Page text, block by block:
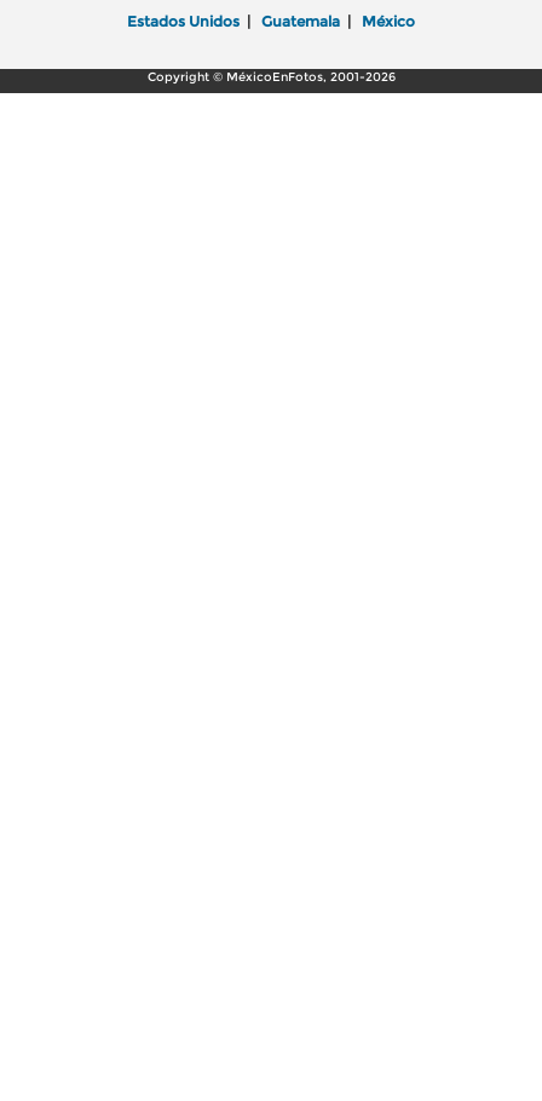
Estados Unidos | Guatemala | México
Copyright © MéxicoEnFotos, 2001-2026